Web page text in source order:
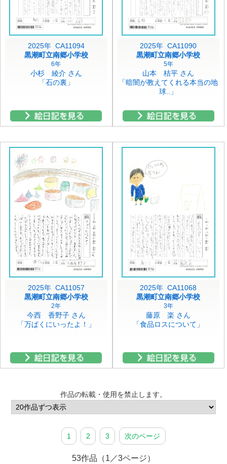
2025年 CA11094
黒潮町立南郷小学校
6年
小杉 綾介 さん
「石の裏」
2025年 CA11090
黒潮町立南郷小学校
5年
山本 桔平 さん
「暗闇が教えてくれる本当の地
球..」
2025年 CA11057
黒潮町立南郷小学校
2年
今西 香野子 さん
「万ぱくにいったよ！」
2025年 CA11068
黒潮町立南郷小学校
3年
藤原 楽 さん
「食品ロスについて」
作品の転載・使用を禁止します。
1 2 3 次のページ
53作品（1／3ページ）